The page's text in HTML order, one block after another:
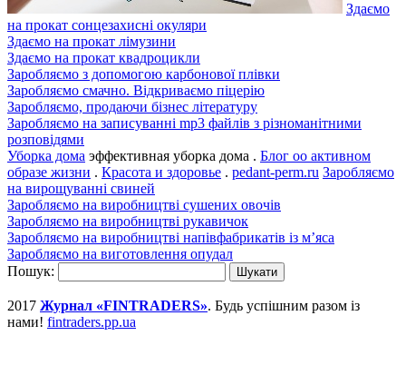
Здаємо
на прокат сонцезахисні окуляри
Здаємо на прокат лімузини
Здаємо на прокат квадроцикли
Заробляємо з допомогою карбонової плівки
Заробляємо смачно. Відкриваємо піцерію
Заробляємо, продаючи бізнес літературу
Заробляємо на записуванні mp3 файлів з різноманітними
розповідями
Уборка дома эффективная уборка дома . Блог оо активном
образе жизни . Красота и здоровье . pedant-perm.ru Заробляємо
на вирощуванні свиней
Заробляємо на виробництві сушених овочів
Заробляємо на виробництві рукавичок
Заробляємо на виробництві напівфабрикатів із м’яса
Заробляємо на виготовлення опудал
Пошук:
2017 Журнал «FINTRADERS». Будь успішним разом із
нами! fintraders.pp.ua